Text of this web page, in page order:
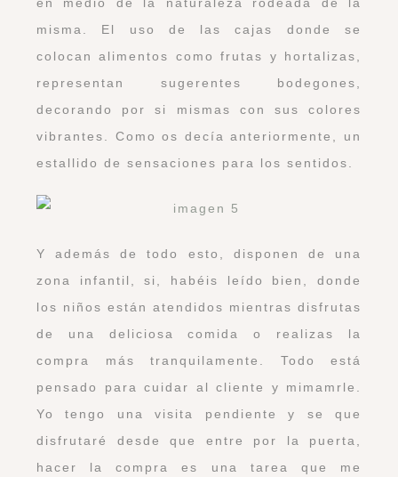
misma. El uso de las cajas donde se
colocan alimentos como frutas y hortalizas,
representan sugerentes bodegones,
decorando por si mismas con sus colores
vibrantes. Como os decía anteriormente, un
estallido de sensaciones para los sentidos.
Y además de todo esto, disponen de una
zona infantil, si, habéis leído bien, donde
los niños están atendidos mientras disfrutas
de una deliciosa comida o realizas la
compra más tranquilamente. Todo está
pensado para cuidar al cliente y mimamrle.
Yo tengo una visita pendiente y se que
disfrutaré desde que entre por la puerta,
hacer la compra es una tarea que me